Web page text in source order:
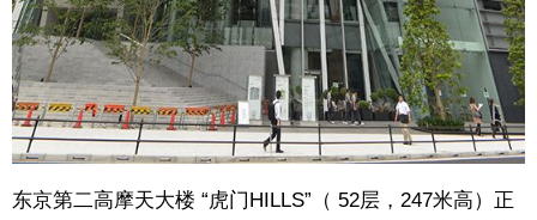
东京第二高摩天大楼 “虎门HILLS”（ 52层，247米高）正